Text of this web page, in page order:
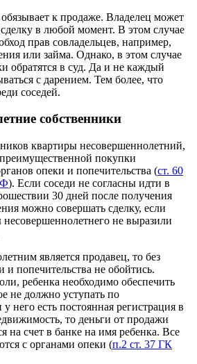
к продаже. Владелец может
в любой момент. В этом случае
прав совладельцев, например,
или займа. Однако, в этом случае
обратятся в суд. Да и не каждый
с дарением. Тем более, что
соседей.
собственники
квартиры несовершеннолетний,
преимущественной покупки
опеки и попечительства (ст. 60
). Если соседи не согласны идти в
30 дней после получения
можно совершать сделку, если
не выразили
является продавец, то без
и попечительства не обойтись.
ребенка необходимо обеспечить
не должно уступать по
него есть постоянная регистрация в
то деньги от продажи
на счет в банке на имя ребенка. Все
с органами опеки (п.2 ст. 37 ГК